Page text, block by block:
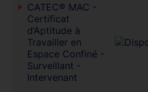
CATEC® MAC -
Certificat
d’Aptitude à
Travailler en
Espace Confiné -
Surveillant -
Intervenant